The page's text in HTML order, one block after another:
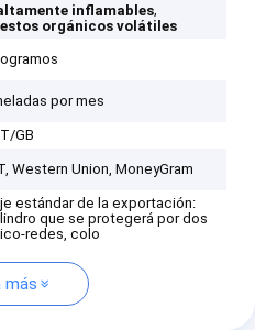
inflamables,
orgánicos volátiles
por mes
GB
Western Union, MoneyGram
estándar de la exportación:
que se protegerá por dos
redes, colo
más